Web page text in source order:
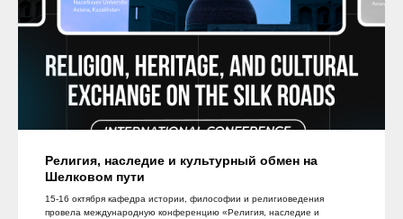
Религия, наследие и культурный обмен на
Шелковом пути
15-16 октября кафедра истории, философии и религиоведения
провела международную конференцию «Религия, наследие и